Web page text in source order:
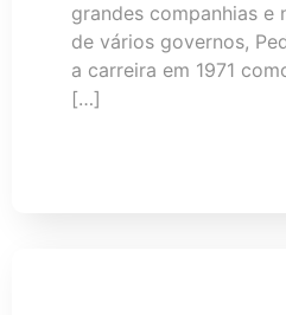
grandes companhias e
de vários governos,
a carreira em 1971
[…]